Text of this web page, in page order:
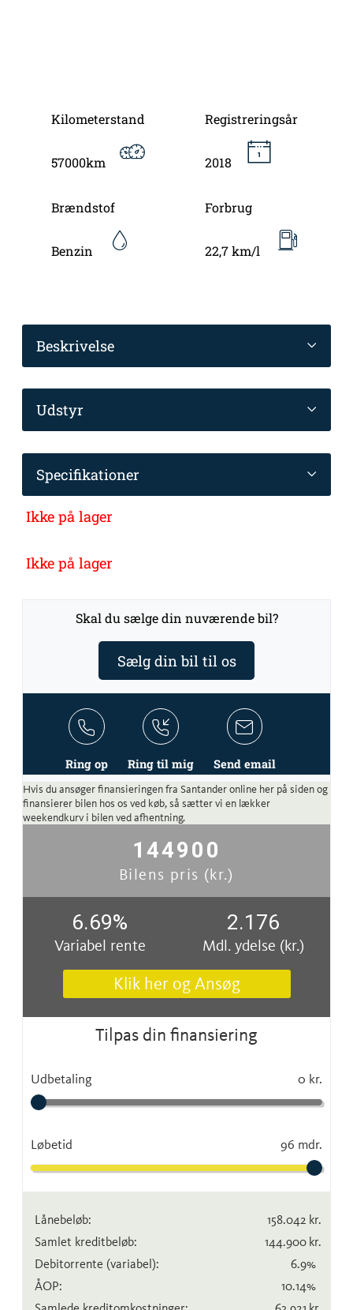
Kilometerstand
57000km
Registreringsår
2018
Brændstof
Benzin
Forbrug
22,7 km/l
Beskrivelse
Udstyr
Specifikationer
Ikke på lager
Ikke på lager
Skal du sælge din nuværende bil?
Sælg din bil til os
Ring op Ring til mig Send email
Hvis du ansøger finansieringen fra Santander online her på siden og
finansierer bilen hos os ved køb, så sætter vi en lækker
weekendkurv i bilen ved afhentning.
144900
Bilens pris (kr.)
6.69%
Variabel rente
2.176
Mdl. ydelse (kr.)
Klik her og Ansøg
Tilpas din finansiering
Udbetaling 0 kr.
Løbetid 96 mdr.
Lånebeløb: 158.042 kr.
Samlet kreditbeløb:
144.900 kr.
Debitorrente (variabel): 6.9%
ÅOP:
10.14%